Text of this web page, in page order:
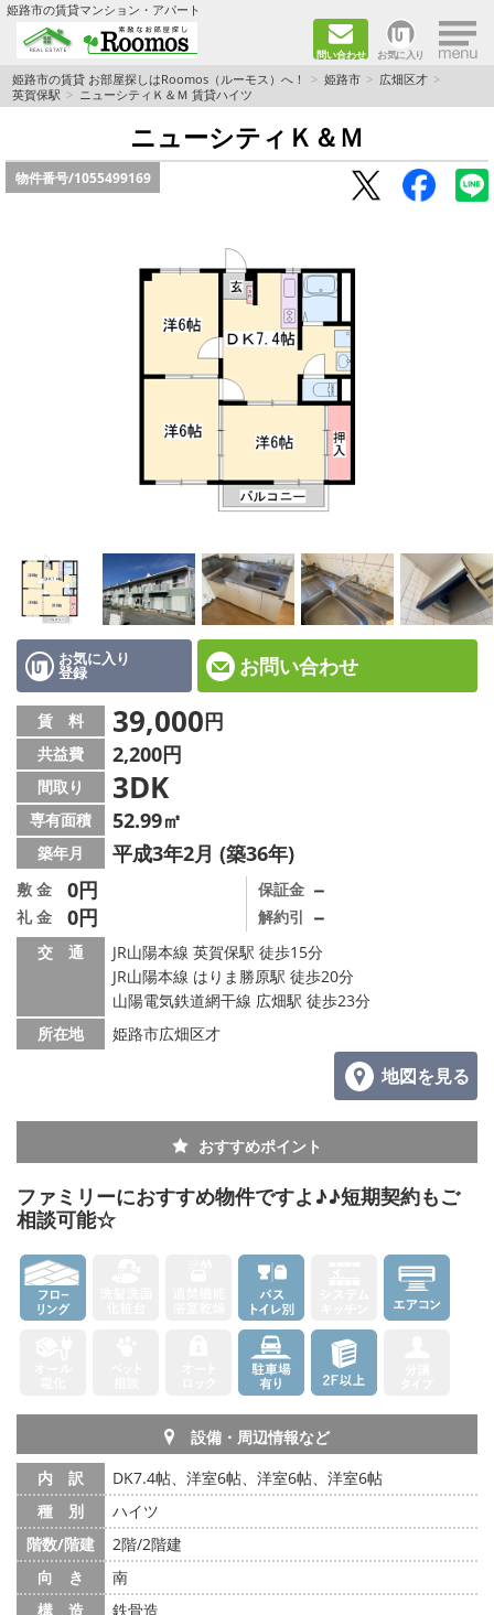
姫路市の賃貸マンション・アパート
問い合わせ お気に入り ×
TOPページ
ファミリー向けの部屋を探す
一人暮らし向けの部屋を探す
カップル向けの部屋を探す
敷金礼金0円の部屋を探す
都市ガス&オール電化の部屋を探す
ネット無料の部屋を探す
☆インターネット無料物件☆
☆敷金·礼金0円物件☆
路線·駅から探す
地域から探す
地図から探す
スタッフ紹介
スタッフ募集中
店舗情報·アクセス
メールでお問い合わせ
姫路市の賃貸 お部屋探しはRoomos（ルーモス）へ！ 姫路市
広畑区才
英賀保駅
ニューシティＫ＆Ｍ 賃貸ハイツ
ニューシティＫ＆Ｍ
物件番号/1055499169
お気に入り
登録 お問い合わせ
賃 料 39,000円
共益費 2,200円
間取り 3DK
専有面積 52.99㎡
築年月 平成3年2月 (築36年)
敷 金 0円
礼 金 0円
保証金 －
解約引 －
交 通
JR山陽本線 英賀保駅 徒歩15分
JR山陽本線 はりま勝原駅 徒歩20分
山陽電気鉄道網干線 広畑駅 徒歩23分
所在地
姫路市広畑区才
地図を見る
おすすめポイント
ファミリーにおすすめ物件ですよ♪♪短期契約もご
相談可能☆
設備・周辺情報など
内 訳
DK7.4帖、洋室6帖、洋室6帖、洋室6帖
種 別
ハイツ
階数/階建
2階/2階建
向 き
南
構 造
鉄骨造